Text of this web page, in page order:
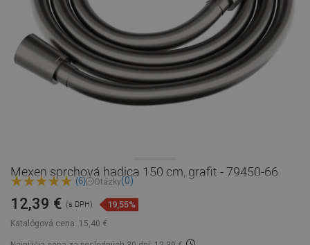
Mexen sprchová hadica 150 cm, grafit - 79450-66
(6) Otázky(0)
Katalógová cena: 15,40 €
12,39 € (s DPH) 19,55%